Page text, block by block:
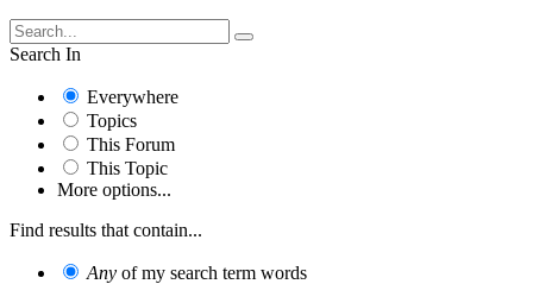
Search In
Everywhere
Topics
This Forum
This Topic
More options...
Find results that contain...
Any of my search term words